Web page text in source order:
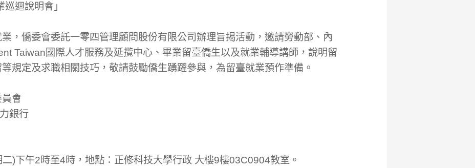
巡迴說明會」
，僑委會委託一零四管理顧問股份有限公司辦理旨揭活動，邀請勞動部、內
Taiwan國際人才服務及延攬中心、畢業留臺僑生以及就業輔導講師，說明留
規定及求職相關技巧，敬請鼓勵僑生踴躍參與，為留臺就業預作準備。
員會
銀行
二)下午2時至4時，地點：正修科技大學行政 大樓9樓03C0904教室。